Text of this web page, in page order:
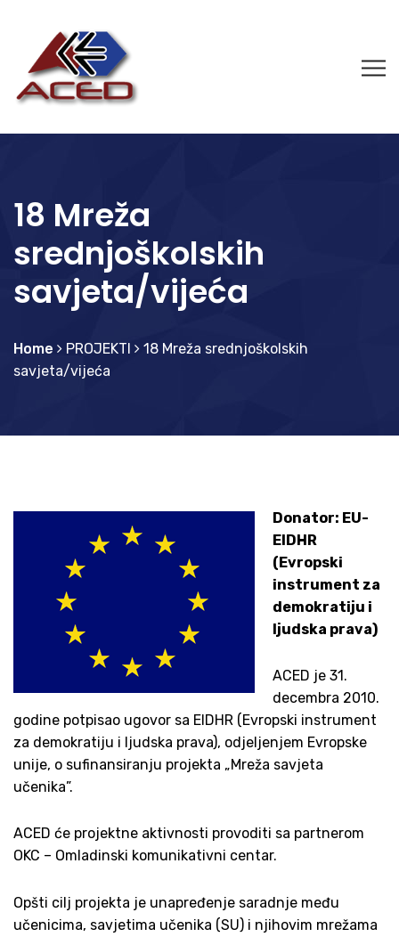
18 Mreža
srednjoškolskih
savjeta/vijeća
Home PROJEKTI
18 Mreža srednjoškolskih
savjeta/vijeća
Donator: EU-
EIDHR
(Evropski
instrument za
demokratiju i
ljudska prava)
ACED je 31.
decembra 2010.
godine potpisao ugovor sa EIDHR (Evropski instrument
za demokratiju i ljudska prava), odjeljenjem Evropske
unije, o sufinansiranju projekta „Mreža savjeta
učenika”.
ACED će projektne aktivnosti provoditi sa partnerom
OKC – Omladinski komunikativni centar.
Opšti cilj projekta je unapređenje saradnje među
učenicima, savjetima učenika (SU) i njihovim mrežama